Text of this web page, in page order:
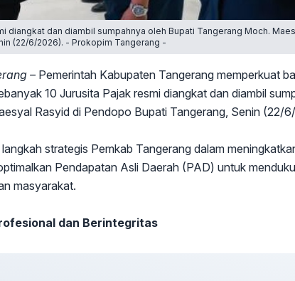
diangkat dan diambil sumpahnya oleh Bupati Tangerang Moch.
(22/6/2026). - Prokopim Tangerang -
–Pemerintah Kabupaten Tangerang memperkuat
10 Jurusita Pajak resmi diangkat dan diambil
Rasyid di Pendopo Bupati Tangerang, Senin (22/
strategis Pemkab Tangerang dalam
Pendapatan Asli Daerah (PAD) untuk
masyarakat.
dan Berintegritas